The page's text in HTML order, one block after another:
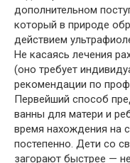
дополнительном
который в природе
действием
Не касаясь лечения
(оно требует
рекомендации по
Первейший способ
ванны для матери и
время нахождения на
постепенно. Дети со
загорают быстрее —